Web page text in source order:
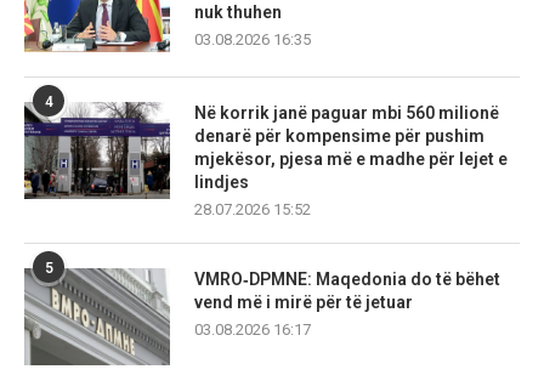
nuk thuhen
03.08.2026 16:35
4
Në korrik janë paguar mbi 560 milionë
denarë për kompensime për pushim
mjekësor, pjesa më e madhe për lejet e
lindjes
28.07.2026 15:52
5
VMRO‑DPMNE: Maqedonia do të bëhet
vend më i mirë për të jetuar
03.08.2026 16:17